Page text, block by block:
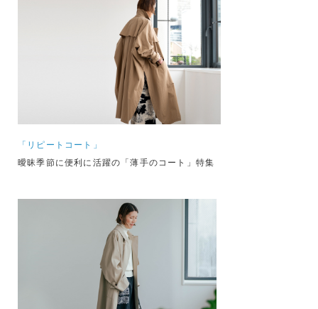
「リピートコート」
曖昧季節に便利に活躍の「薄手のコート」特集